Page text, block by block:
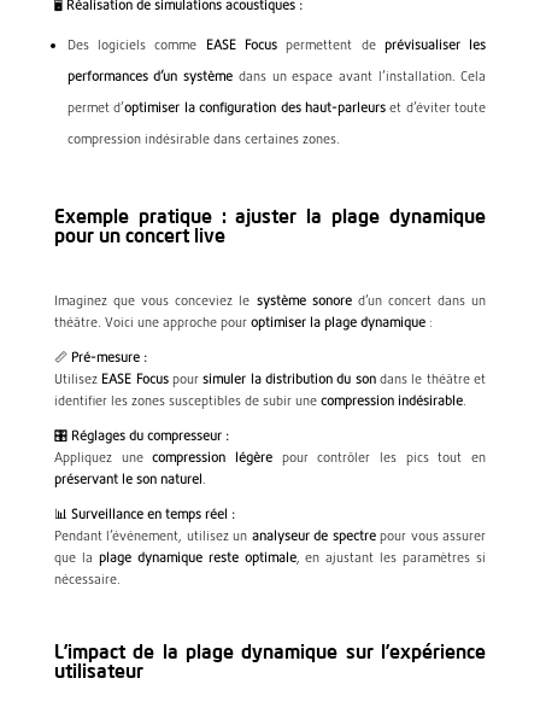
🖥️ Réalisation de simulations acoustiques :
Des logiciels comme EASE Focus permettent de prévisualiser les
performances d’un système dans un espace avant l’installation. Cela
permet d’optimiser la configuration des haut-parleurset d’éviter toute
compression indésirable dans certaines zones.
Exemple pratique : ajuster la plage dynamique
pour un concert live
Imaginez que vous conceviez le système sonored’un concert dans un
théâtre. Voici une approche pouroptimiser la plage dynamique:
📏 Pré-mesure :
Utilisez EASE Focuspoursimuler la distribution du sondans le théâtre et
identifier les zones susceptibles de subir unecompression indésirable.
🎛️ Réglages du compresseur :
Appliquez unecompression légèrepour contrôler les pics tout en
préservant le son naturel.
📊Surveillance en temps réel :
Pendant l’événement, utilisez un analyseur de spectrepour vous assurer
que la plage dynamique reste optimale, en ajustant les paramètres si
nécessaire.
L’impact de la plage dynamique sur l’expérience
utilisateur